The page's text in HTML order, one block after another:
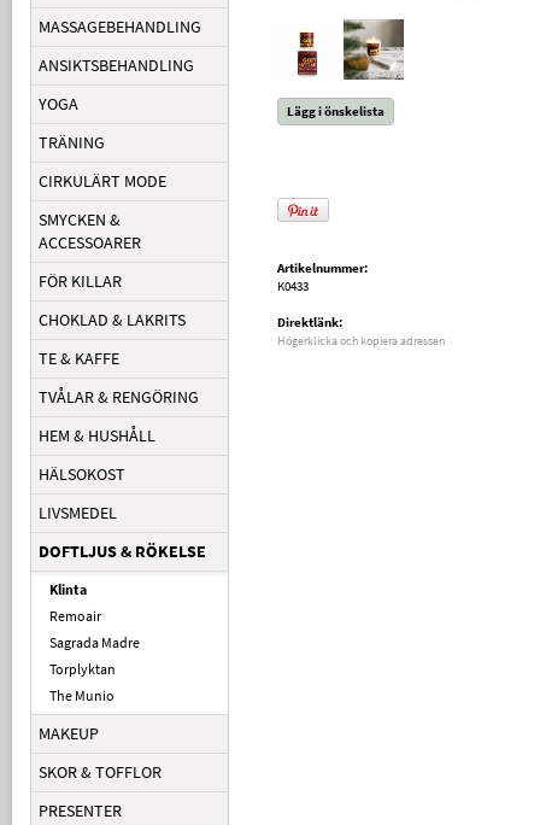
MASSAGEBEHANDLING
ANSIKTSBEHANDLING
YOGA
TRÄNING
CIRKULÄRT MODE
SMYCKEN &
ACCESSOARER
FÖR KILLAR
CHOKLAD & LAKRITS
TE & KAFFE
TVÅLAR & RENGÖRING
HEM & HUSHÅLL
HÄLSOKOST
LIVSMEDEL
DOFTLJUS & RÖKELSE
Klinta
Remoair
Sagrada Madre
Torplyktan
The Munio
MAKEUP
SKOR & TOFFLOR
PRESENTER
Lägg i önskelista
Artikelnummer:
K0433
Direktlänk:
Högerklicka och kopiera adressen